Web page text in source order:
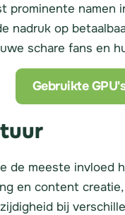
prominente namen
nadruk op
schare fans en
Gebruikte
meeste invloed
en content
bij